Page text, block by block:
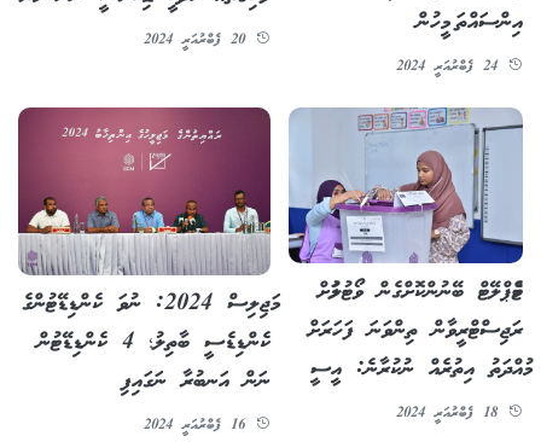
އިންސައްތަ މީހުން
24 ފެބްރުއަރީ 2024
20 ފެބްރުއަރީ 2024
ޓެމްޕްލޭޓް ބޭނުންކޮށްގެން ވޯޓުލުމަށް
ރަޖިސްޓްރީވާން ތިންވަނަ ފަހަރަށް
މުއްދަތު އިތުރެއް ނުކުރާނެ: އީސީ
18 ފެބްރުއަރީ 2024
މަޖިލިސް 2024: ނުވަ ކެންޑިޑޭޓުންގެ
ކެންޑިޑެސީ ބާތިލު؛ 4 ކެންޑިޑޭޓުން
ނަން އަނބުރާ ނަގައިފި
16 ފެބްރުއަރީ 2024